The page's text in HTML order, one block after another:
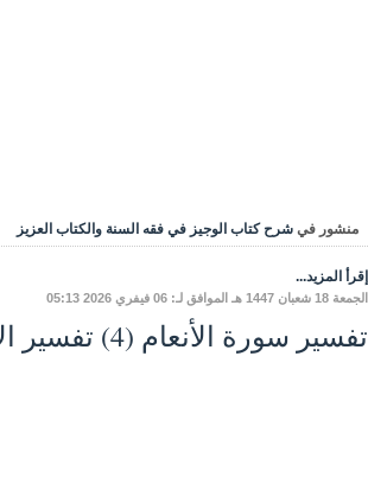
منشور في شرح كتاب الوجيز في فقه السنة والكتاب العزيز
إقرأ المزيد...
الجمعة 18 شعبان 1447 هـ الموافق لـ: 06 فيفري 2026 05:13
تفسير سورة الأنعام (4) تفسير الآية الأولى